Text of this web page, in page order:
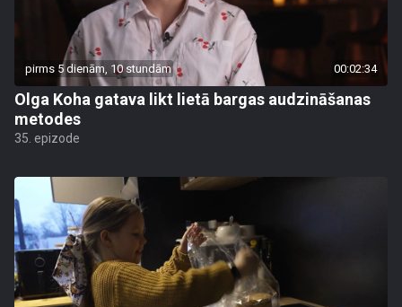
pirms 5 dienām, 10 stundām 00:02:34
Olga Koha gatava likt lietā bargas audzināšanas
metodes
35. epizode